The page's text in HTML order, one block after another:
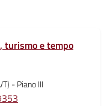
turismo e tempo
- Piano III